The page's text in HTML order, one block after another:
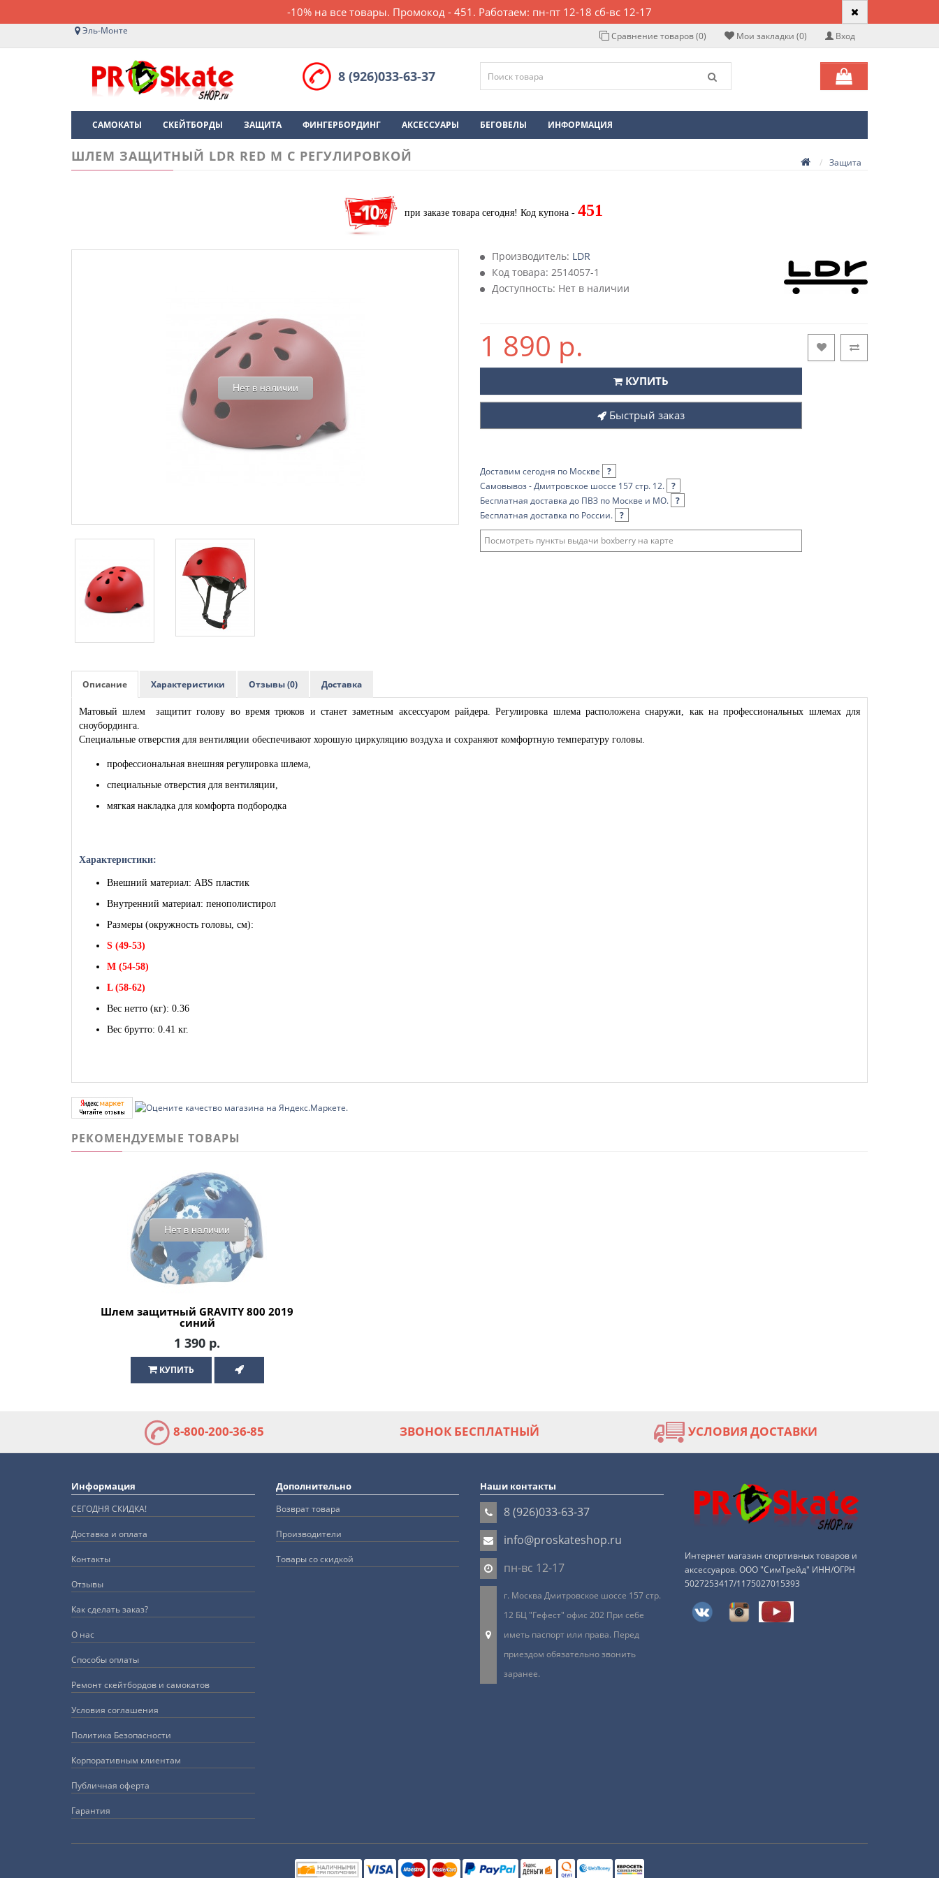
-10% на все товары. Промокод - 451. Работаем: пн-пт 12-18 сб-вс 12-17
Вход
Мои закладки (0)
Сравнение товаров (0)
Эль-Монте
8 (926)033-63-37
САМОКАТЫ СКЕЙТБОРДЫ ЗАЩИТА ФИНГЕРБОРДИНГ АКСЕССУАРЫ БЕГОВЕЛЫ ИНФОРМАЦИЯ
Защита
ШЛЕМ ЗАЩИТНЫЙ LDR RED M С РЕГУЛИРОВКОЙ
при заказе товара сегодня!Код купона -451
Нет в наличии
Производитель: LDR
Код товара: 2514057-1
Доступность: Нет в наличии
1 890 р.
КУПИТЬ
Быстрый заказ
Доставим сегодня по Москве
?
Самовывоз - Дмитровское шоссе 157 стр. 12. ?
Бесплатная доставка до ПВЗ по Москве и МО. ?
Бесплатная доставка по России. ?
Посмотреть пункты выдачи boxberry на карте
Описание Характеристики Отзывы (0) Доставка
Матовый шлем защитит голову во время трюков и станет заметным аксессуаром райдера. Регулировка шлема расположена снаружи, как на профессиональных шлемах для
сноубординга.
Специальные отверстия для вентиляции обеспечивают хорошую циркуляцию воздуха и сохраняют комфортную температуру головы.
профессиональная внешняя регулировка шлема,
специальные отверстия для вентиляции,
мягкая накладка для комфорта подбородка
Характеристики:
Внешний материал: ABS пластик
Внутренний материал: пенополистирол
Размеры (окружность головы, см):
S (49-53)
M (54-58)
L (58-62)
Вес нетто (кг): 0.36
Вес брутто: 0.41 кг.
РЕКОМЕНДУЕМЫЕ ТОВАРЫ
Нет в наличии
Шлем защитный GRAVITY 800 2019
синий
1 390 р.
КУПИТЬ
8-800-200-36-85 ЗВОНОК БЕСПЛАТНЫЙ УСЛОВИЯ ДОСТАВКИ
Информация
СЕГОДНЯ СКИДКА!
Доставка и оплата
Контакты
Отзывы
Как сделать заказ?
О нас
Способы оплаты
Ремонт скейтбордов и самокатов
Условия соглашения
Политика Безопасности
Корпоративным клиентам
Публичная оферта
Гарантия
Дополнительно
Возврат товара
Производители
Товары со скидкой
Наши контакты
8 (926)033-63-37
info@proskateshop.ru
пн-вс 12-17
г. Москва Дмитровское шоссе 157 стр.
12 БЦ "Гефест" офис 202 При себе
иметь паспорт или права. Перед
приездом обязательно звонить
заранее.
Интернет магазин спортивных товаров и
аксессуаров. ООО "СимТрейд" ИНН/ОГРН
5027253417/1175027015393